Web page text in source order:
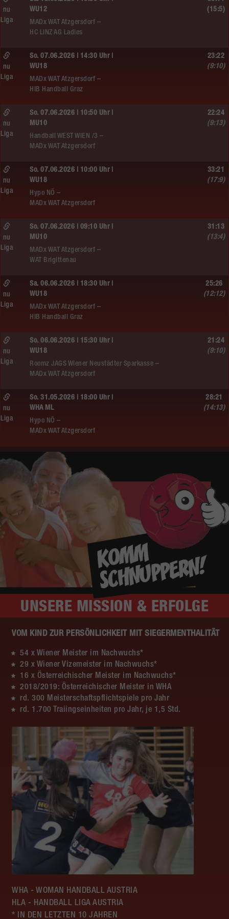
WU12
MADx WAT Atzgersdorf –
HC LINZ AG Ladies
nu
Liga
(15:5)
So. 07.06.2026 | 14:30 Uhr |
WU18
MADx WAT Atzgersdorf –
HIB Handball Graz
nu
Liga
23:22
(9:10)
So. 07.06.2026 | 10:50 Uhr |
MU10
Handball WEST WIEN /3 –
MADx WAT Atzgersdorf
nu
Liga
22:24
(9:13)
So. 07.06.2026 | 10:00 Uhr |
WU18
Hypo NÖ –
MADx WAT Atzgersdorf
nu
Liga
33:21
(17:9)
So. 07.06.2026 | 09:10 Uhr |
MU10
MADx WAT Atzgersdorf –
WAT Brigittenau
nu
Liga
31:13
(13:4)
Sa. 06.06.2026 | 18:30 Uhr |
WU18
MADx WAT Atzgersdorf –
HIB Handball Graz
nu
Liga
25:26
(12:12)
So. 06.06.2026 | 15:30 Uhr |
WU18
Roomz JAGS Wiener Neustädter Sparkasse –
MADx WAT Atzgersdorf
nu
Liga
21:24
(9:10)
So. 31.05.2026 | 18:00 Uhr |
WHA ML
Hypo NÖ –
MADx WAT Atzgersdorf
nu
Liga
28:21
(14:13)
UNSERE MISSION & ERFOLGE
VOM KIND ZUR PERSÖNLICHKEIT MIT SIEGERMENTHALITÄT
54 x Wiener Meister im Nachwuchs*
29 x Wiener Vizemeister im Nachwuchs*
16 x Österreichischer Meister im Nachwuchs*
2018/2019: Österreichischer Meister in WHA
rd. 300 Meisterschaftspflichtspiele pro Jahr
rd. 1.700 Traiingseinheiten pro Jahr, je 1,5 Std.
WHA - WOMAN HANDBALL AUSTRIA
HLA - HANDBALL LIGA AUSTRIA
* IN DEN LETZTEN 10 JAHREN